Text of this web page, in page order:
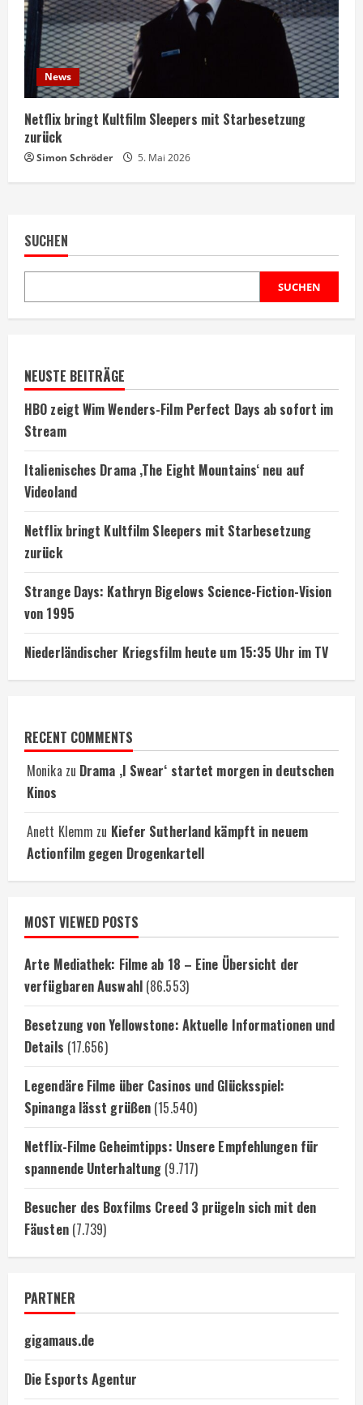
News
Netflix bringt Kultfilm Sleepers mit Starbesetzung
zurück
Simon Schröder 5. Mai 2026
SUCHEN
SUCHEN
NEUSTE BEITRÄGE
HBO zeigt Wim Wenders-Film Perfect Days ab sofort im
Stream
Italienisches Drama ‚The Eight Mountains‘ neu auf
Videoland
Netflix bringt Kultfilm Sleepers mit Starbesetzung
zurück
Strange Days: Kathryn Bigelows Science-Fiction-Vision
von 1995
Niederländischer Kriegsfilm heute um 15:35 Uhr im TV
RECENT COMMENTS
Monika zu Drama ‚I Swear‘ startet morgen in deutschen
Kinos
Anett Klemm zu Kiefer Sutherland kämpft in neuem
Actionfilm gegen Drogenkartell
MOST VIEWED POSTS
Arte Mediathek: Filme ab 18 – Eine Übersicht der
verfügbaren Auswahl (86.553)
Besetzung von Yellowstone: Aktuelle Informationen und
Details (17.656)
Legendäre Filme über Casinos und Glücksspiel:
Spinanga lässt grüßen (15.540)
Netflix-Filme Geheimtipps: Unsere Empfehlungen für
spannende Unterhaltung (9.717)
Besucher des Boxfilms Creed 3 prügeln sich mit den
Fäusten (7.739)
PARTNER
gigamaus.de
Die Esports Agentur